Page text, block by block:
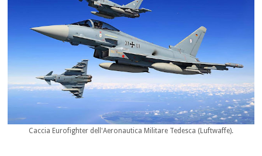
Caccia Eurofighter dell'Aeronautica Militare Tedesca (Luftwaffe).